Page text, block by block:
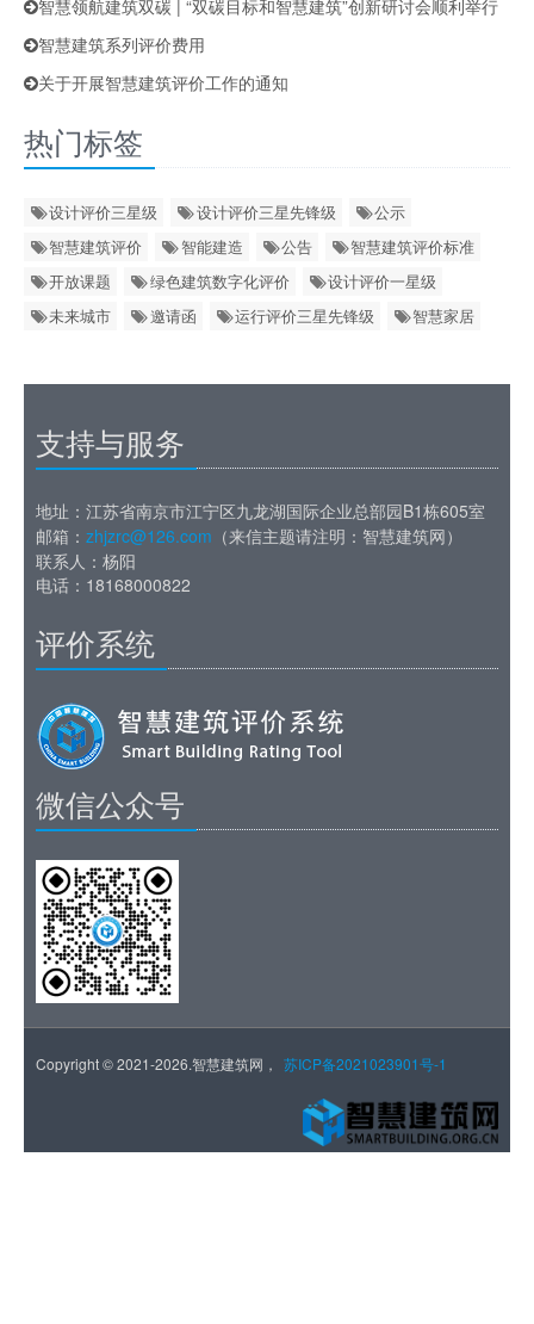
智慧领航建筑双碳 | “双碳目标和智慧建筑”创新研讨会顺利举行
智慧建筑系列评价费用
关于开展智慧建筑评价工作的通知
热门标签
设计评价三星级 设计评价三星先锋级
公示
智慧建筑评价
智能建造 公告
智慧建筑评价标准
开放课题
绿色建筑数字化评价
设计评价一星级
未来城市
邀请函 运行评价三星先锋级 智慧家居
支持与服务
地址：江苏省南京市江宁区九龙湖国际企业总部园B1栋605室
邮箱： zhjzrc@126.com （来信主题请注明：智慧建筑网）
联系人：杨阳
电话：18168000822
评价系统
微信公众号
Copyright © 2021-2026.智慧建筑网， 苏ICP备2021023901号-1